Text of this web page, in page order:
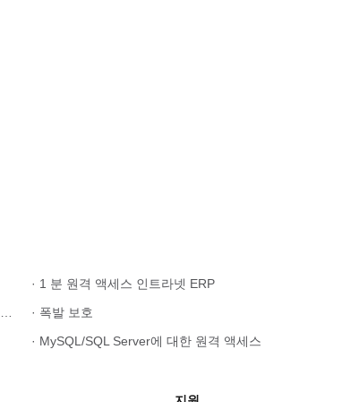
· 1 분 원격 액세스 인트라넷 ERP
· 폭발 보호
· MySQL/SQL Server에 대한 원격 액세스